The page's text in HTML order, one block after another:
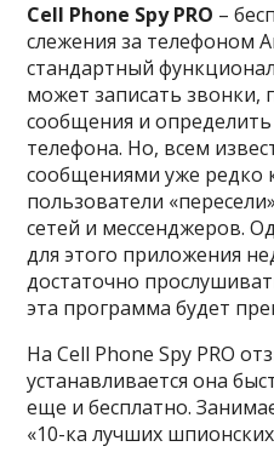
Cell Phone Spy PRO –
слежения за телефоном
стандартный
может записать звонки,
сообщения и
телефона. Но, всем
сообщениями уже редко
пользователи
сетей и мессенджеров.
для этого приложения
достаточно
эта программа будет
На Cell Phone Spy PRO
устанавливается она
еще и бесплатно.
«10-ка лучших